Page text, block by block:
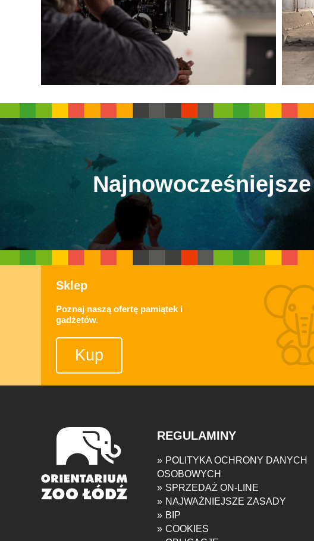
Sklep
Poznaj naszą ofertę pamiątek i
gadżetów.
Kup
REGULAMINY
POLITYKA OCHRONY DANYCH
OSOBOWYCH
SPRZEDAŻ ON-LINE
NAJWAŻNIEJSZE ZASADY
BIP
COOKIES